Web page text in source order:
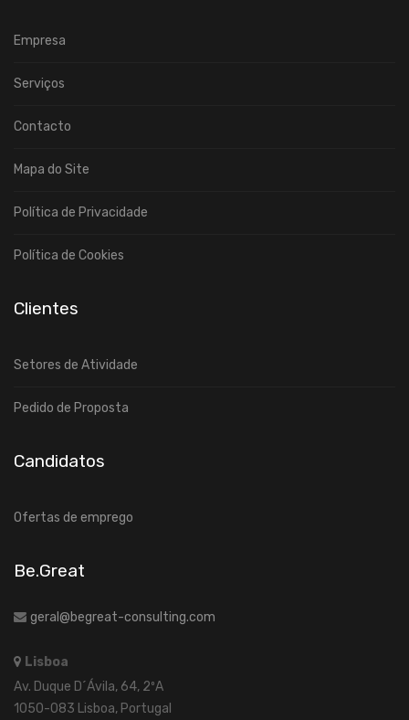
Empresa
Serviços
Contacto
Mapa do Site
Política de Privacidade
Política de Cookies
Clientes
Setores de Atividade
Pedido de Proposta
Candidatos
Ofertas de emprego
Be.Great
geral@begreat-consulting.com
Lisboa
Av. Duque D´Ávila, 64, 2ºA
1050-083 Lisboa, Portugal